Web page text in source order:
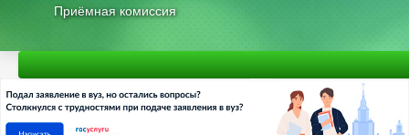
Приёмная комиссия